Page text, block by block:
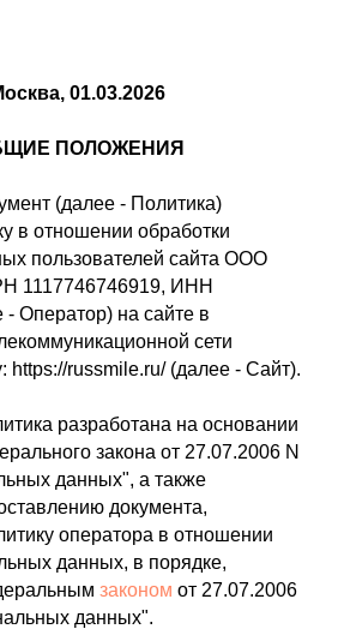
01.03.2026
ПОЛОЖЕНИЯ
(далее - Политика)
в отношении обработки
пользователей сайта ООО
1117746746919, ИНН
Оператор) на сайте в
сети
https://russmile.ru/ (далее - Сайт).
разработана на основании
закона от 27.07.2006 N
данных", а также
документа,
оператора в отношении
данных, в порядке,
законом от 27.07.2006
данных".